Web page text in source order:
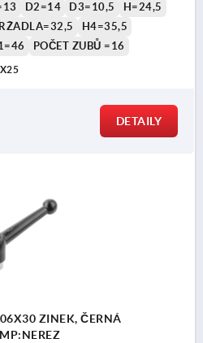
D2=14 D3=10,5
H=24,5
H4=35,5
POČET ZUBŮ =16
DETAILY
ZINEK, ČERNÁ